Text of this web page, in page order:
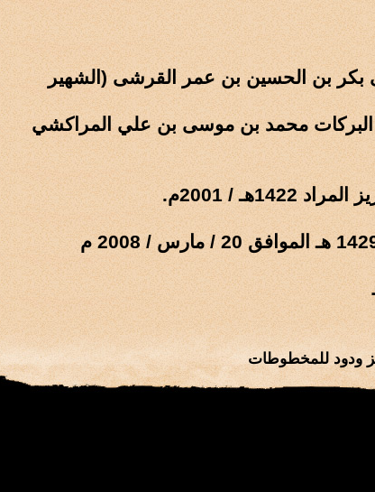
بكر بن الحسين بن عمر القرشى (الشهير
البركات محمد بن موسى بن علي المراكشي
/ 2001م.
ودود للمخطوطات